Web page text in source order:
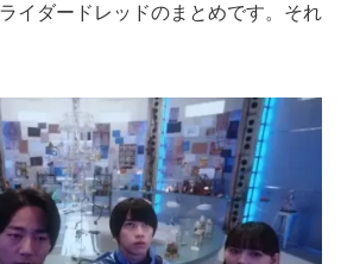
イダードレッドのまとめです。それ